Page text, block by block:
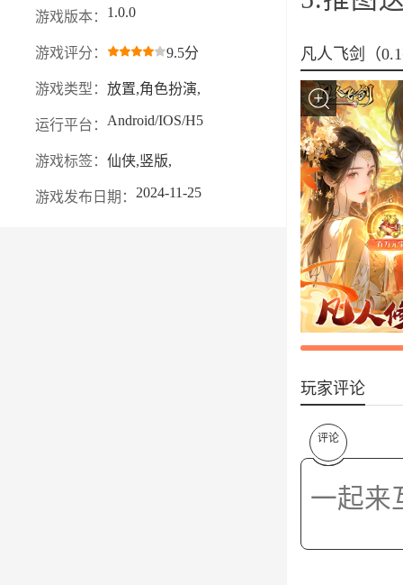
游戏版本： 1.0.0
游戏评分： 9.5分
游戏类型： 放置,角色扮演,
运行平台： Android/IOS/H5
游戏标签： 仙侠,竖版,
游戏发布日期： 2024-11-25
凡人飞剑（
玩家评论
评论